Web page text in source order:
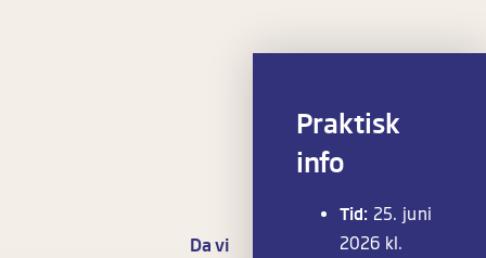
Da vi
Praktisk
info
Tid: 25. juni
2026 kl.